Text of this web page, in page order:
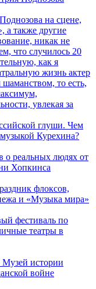
на сцене,
а также другие
никак не
что случилось 20
как я
жизнь актер
то есть,
увлекая за
глуши. Чем
Курехина?
о реальных людях от
Хопкинса
флоксов,
и «Музыка мира»
фестиваль по
театры в
Музей истории
войне